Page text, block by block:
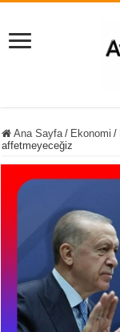
Ana Sayfa / Ekonomi /
affetmeyeceğiz